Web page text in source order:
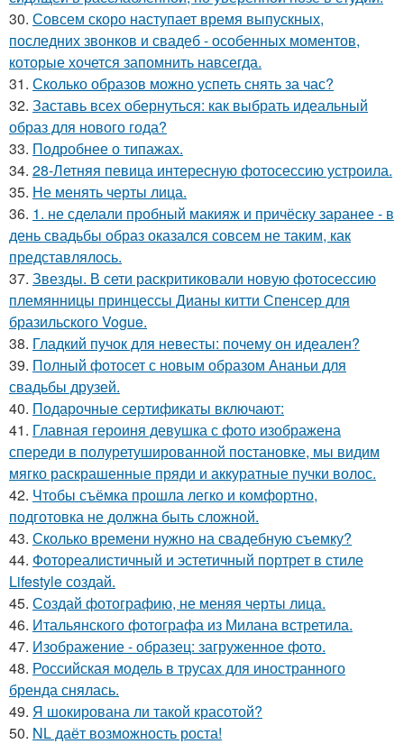
30. Совсем скоро наступает время выпускных,
последних звонков и свадеб - особенных моментов,
которые хочется запомнить навсегда.
31. Сколько образов можно успеть снять за час?
32. Заставь всех обернуться: как выбрать идеальный
образ для нового года?
33. Подробнее о типажах.
34. 28-Летняя певица интересную фотосессию устроила.
35. Не менять черты лица.
36. 1. не сделали пробный макияж и причёску заранее - в
день свадьбы образ оказался совсем не таким, как
представлялось.
37. Звезды. В сети раскритиковали новую фотосессию
племянницы принцессы Дианы китти Спенсер для
бразильского Vogue.
38. Гладкий пучок для невесты: почему он идеален?
39. Полный фотосет с новым образом Ананьи для
свадьбы друзей.
40. Подарочные сертификаты включают:
41. Главная героиня девушка с фото изображена
спереди в полуретушированной постановке, мы видим
мягко раскрашенные пряди и аккуратные пучки волос.
42. Чтобы съёмка прошла легко и комфортно,
подготовка не должна быть сложной.
43. Сколько времени нужно на свадебную съемку?
44. Фотореалистичный и эстетичный портрет в стиле
Lifestyle создай.
45. Создай фотографию, не меняя черты лица.
46. Итальянского фотографа из Милана встретила.
47. Изображение - образец: загруженное фото.
48. Российская модель в трусах для иностранного
бренда снялась.
49. Я шокирована ли такой красотой?
50. NL даёт возможность роста!